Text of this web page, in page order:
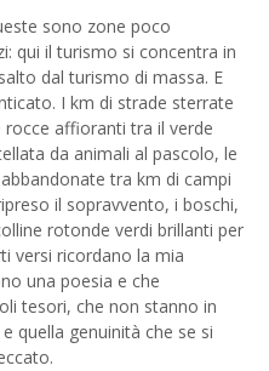
sono zone poco
qui il turismo si concentra in
dal turismo di massa. E
I km di strade sterrate
affioranti tra il verde
da animali al pascolo, le
tra km di campi
il sopravvento, i boschi,
rotonde verdi brillanti per
versi ricordano la mia
una poesia e che
tesori, che non stanno in
quella genuinità che se si